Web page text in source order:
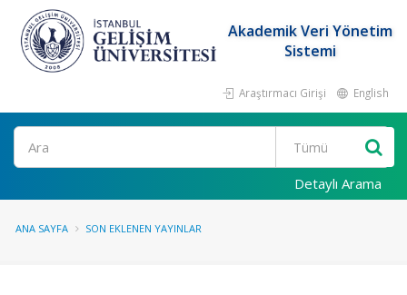
Akademik Veri Yönetim
Sistemi
Araştırmacı Girişi English
Ara
Detaylı Arama
ANA SAYFA SON EKLENEN YAYINLAR